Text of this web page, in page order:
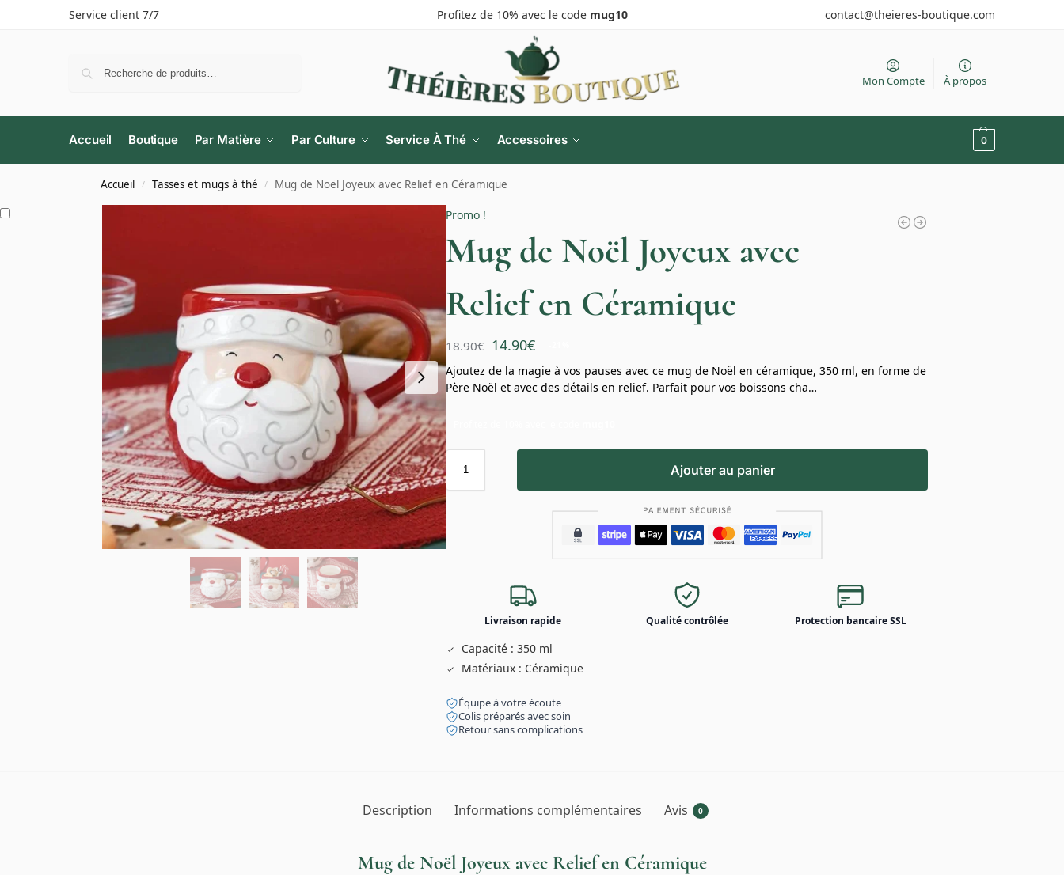
Service client 7/7 Profitez de 10% avec le code mug10 contact@theieres-boutique.com
Mon Compte À propos
Accueil Boutique Par Matière Par Culture Service À Thé Accessoires 0
Accueil / Tasses et mugs à thé / Mug de Noël Joyeux avec Relief en Céramique
Promo !
Mug de Noël Joyeux avec
Relief en Céramique
18.90€ 14.90€
Ajoutez de la magie à vos pauses avec ce mug de Noël en céramique, 350 ml, en forme de
Père Noël et avec des détails en relief. Parfait pour vos boissons cha…
Ajouter au panier
Livraison rapide Qualité contrôlée Protection bancaire SSL
Capacité : 350 ml
Matériaux : Céramique
Équipe à votre écoute
Colis préparés avec soin
Retour sans complications
Description Informations complémentaires Avis 0
Mug de Noël Joyeux avec Relief en Céramique